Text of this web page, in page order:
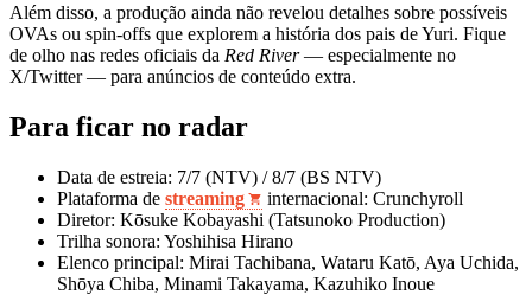
Além disso, a produção ainda não revelou detalhes sobre possíveis
OVAs ou spin‑offs que explorem a história dos pais de Yuri. Fique
de olho nas redes oficiais da Red River— especialmente no
X/Twitter — para anúncios de conteúdo extra.
Para ficar no radar
Data de estreia: 7/7 (NTV) / 8/7 (BS NTV)
Plataforma de streaming
internacional: Crunchyroll
Diretor: Kōsuke Kobayashi (Tatsunoko Production)
Trilha sonora: Yoshihisa Hirano
Elenco principal: Mirai Tachibana, Wataru Katō, Aya Uchida,
Shōya Chiba, Minami Takayama, Kazuhiko Inoue